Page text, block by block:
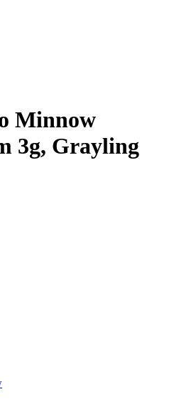
Minnow
3g, Grayling